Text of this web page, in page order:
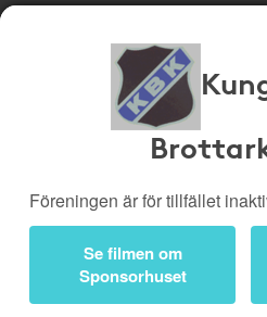
Köp genom denna sida stöttar
Butiker
Bli medlem
Föreningen är för tillfället
Se filmen om
Sponsorhuset